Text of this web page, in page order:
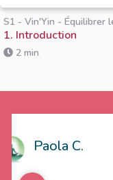
S1 - Vin'Yin - Équilibrer
1. Introduction
2 min
Paola C.